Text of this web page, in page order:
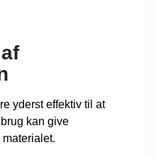
yderst effektiv til at
kan give